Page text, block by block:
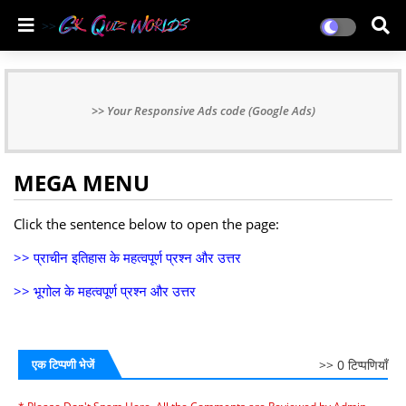
Your Responsive Ads code (Google Ads)
MEGA MENU
Click the sentence below to open the page:
प्राचीन इतिहास के महत्वपूर्ण प्रश्न और उत्तर
भूगोल के महत्वपूर्ण प्रश्न और उत्तर
एक टिप्पणी भेजें 0 टिप्पणियाँ